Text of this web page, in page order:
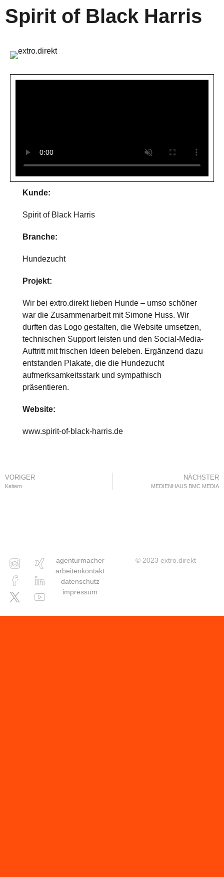
Spirit of Black Harris
Kunde:
Spirit of Black Harris
Branche:
Hundezucht
Projekt:
Wir bei extro.direkt lieben Hunde – umso schöner
war die Zusammenarbeit mit Simone Huss. Wir
durften das Logo gestalten, die Website umsetzen,
technischen Support leisten und den Social-Media-
Auftritt mit frischen Ideen beleben. Ergänzend dazu
entstanden Plakate, die die Hundezucht
aufmerksamkeitsstark und sympathisch
präsentieren.
Website:
www.spirit-of-black-harris.de
VORIGER
Keltern
NÄCHSTER
MEDIENHAUS BMC MEDIA
© 2023 extro.direkt
agenturmacher
arbeitenkontakt
datenschutz
impressum